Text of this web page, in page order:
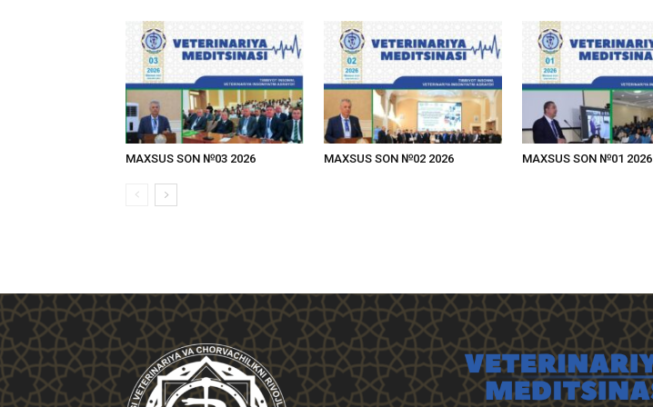
MAXSUS SON №03 2026 MAXSUS SON №02 2026 MAXSUS SON №01 2026